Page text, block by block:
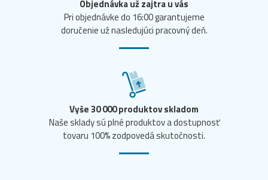
Objednávka už zajtra u vás
Pri objednávke do 16:00 garantujeme
doručenie už nasledujúci pracovný deň.
Vyše 30 000 produktov skladom
Naše sklady sú plné produktov a dostupnosť
tovaru 100% zodpovedá skutočnosti.